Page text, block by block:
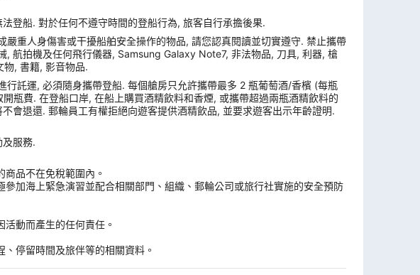
登船. 對於任何不遵守時間的登船行為, 旅客自行承擔後果.
重人身傷害或干擾船舶安全操作的物品, 請您認真閱讀並切實遵守. 禁止攜帶
航拍機及任何飛行儀器, Samsung Galaxy Note7, 非法物品, 刀具, 利器, 槍
物, 書籍, 影音物品.
託運, 必須隨身攜帶登船. 每個艙房只允許攜帶最多 2 瓶葡萄酒/香檳 (每瓶
瓶費. 在登船口岸, 在船上購買酒精飲料和香煙, 或攜帶超過兩瓶酒精飲料的
會退還. 郵輪員工有權拒絕向遊客提供酒精飲品, 並要求遊客出示年齡證明.
服務.
品不在免稅範圍內。
加海上緊急演習並配合相關部門、組織、郵輪公司或旅行社實施的安全預防
動而產生的任何責任。
停留時間及旅伴等的相關資料。